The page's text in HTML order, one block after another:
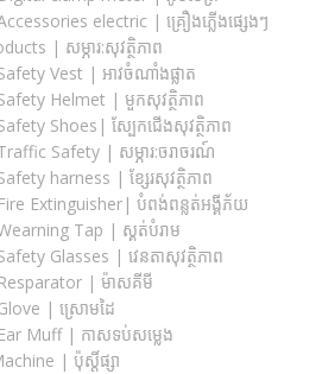
electric | គ្រឿងភ្លើងផ្សេងៗ
| សម្ភារ:សុវត្ថិភាព
Vest | អាវចំណាំងផ្លាត
Helmet | មួកសុវត្ថិភាព
Shoes| ស្បែកជើងសុវត្ថិភាព
Safety​ | សម្ភារ:ចរាចរណ៍
harness | ខ្សែរសុវត្ថិភាព
Fire Extinguisher| បំពង់ពន្លត់អង្គីភ័យ
Tap | ស្គត់បំរាម
Glasses | វេនតាសុវត្ថិភាព
Resparator | ម៉ាសគីមី
| ស្រោមដៃ
Ear Muff | កាសទប់សម្លេង
| ប៉ុស្តិ៍ផ្សា